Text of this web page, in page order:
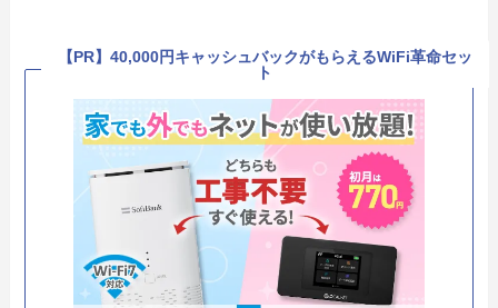
【PR】40,000円キャッシュバックがもらえるWiFi革命セッ
ト